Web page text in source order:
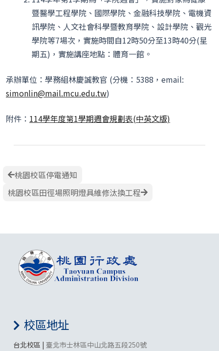
暨醫學工程學院、國際學院、金融科技學院、電機資
訊學院、人文社會科學暨教育學院、設計學院、觀光
學院等7場次，實施時間自12時50分至13時40分(星
期五)，實施講座地點：體育一館。
承辦單位：學務組林慶誠教官 (分機：5388，email:
simonlin@mail.mcu.edu.tw)
附件： 114學年度第1學期週會規劃表(中英文版)
桃園校區停電通知
桃園校區田徑場照明燈具維修汰換工程
校區地址
台北校區 | 臺北市士林區中山北路五段250號